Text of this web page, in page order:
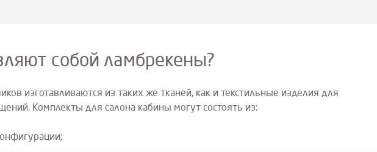
собой ламбрекены?
изготавливаются из таких же тканей, как и текстильные изделия для
Комплекты для салона кабины могут состоять из: